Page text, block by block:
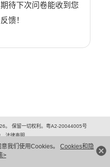
我们使用Cookies。 Cookies和隐
>
待下次问卷能收到您
馈！
。 保留一切权利。粤A2-20044005号
法律声明